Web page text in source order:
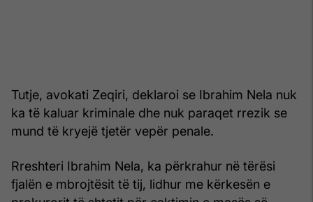
Tutje, avokati Zeqiri, deklaroi se Ibrahim Nela nuk
ka të kaluar kriminale dhe nuk paraqet rrezik se
mund të kryejë tjetër vepër penale.
Rreshteri Ibrahim Nela, ka përkrahur në tërësi
fjalën e mbrojtësit të tij, lidhur me kërkesën e